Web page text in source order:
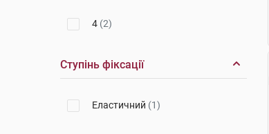
4 (2)
Ступінь фіксації
Еластичний (1)